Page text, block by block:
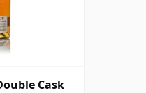
Cask